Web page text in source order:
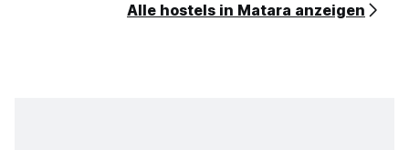
Alle hostels in Matara anzeigen